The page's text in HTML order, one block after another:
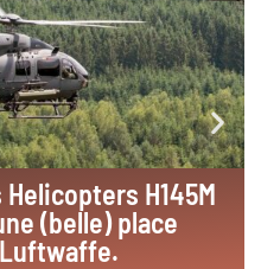
Helicopters H145M
(belle) place